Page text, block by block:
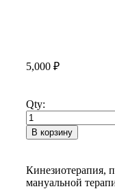
5,000 ₽
Qty:
В корзину
Кинезиотерапия,
мануальной